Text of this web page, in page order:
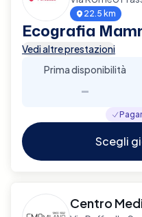
22.5 km
Ecografia
Vedi altre prestazioni
Prima disponibilità
-
Scegli
Centro